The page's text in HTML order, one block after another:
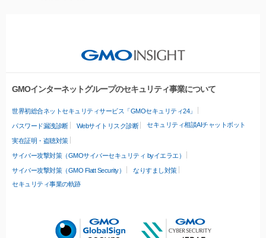
GMOインターネットグループのセキュリティ事業について
世界初総合ネットセキュリティサービス「GMOセキュリティ24」
パスワード漏洩診断 Webサイトリスク診断 セキュリティ相談AIチャットボット
実在証明・盗聴対策
サイバー攻撃対策（GMOサイバーセキュリティ byイエラエ）
サイバー攻撃対策（GMO Flatt Security）
なりすまし対策
セキュリティ事業の軌跡